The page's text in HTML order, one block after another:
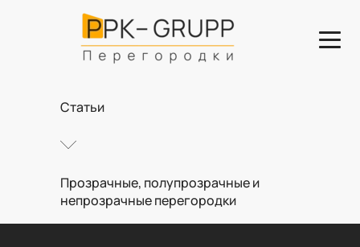
Главная
Статьи
Прозрачные, полупрозрачные и
непрозрачные перегородки